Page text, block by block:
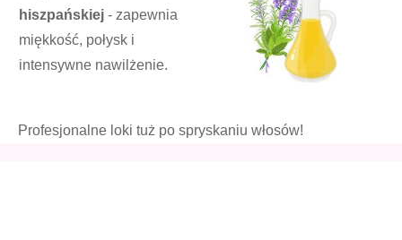
hiszpańskiej - zapewnia
miękkość, połysk i
intensywne nawilżenie.
Profesjonalne loki tuż po spryskaniu włosów!